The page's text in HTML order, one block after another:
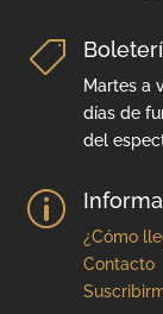

Martes a
días de
del
p
¿Cómo
Contacto